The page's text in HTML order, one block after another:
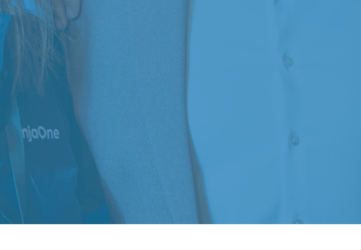
Betreuung bestehender Kunden konzentrieren
kann.
Sieh, wie Automatisierung Deine
Serviceprozesse verschlankt, Tickets
weniger Personal mehr leistet – ohne
ständig operativ eingreifen